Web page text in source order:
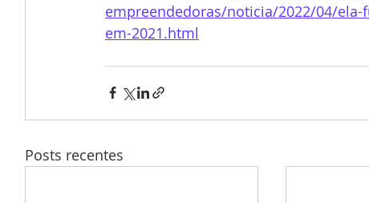
empreendedoras/noticia/2022/04/
em-2021.html
Posts recentes